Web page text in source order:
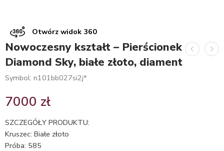
Otwórz widok 360
Nowoczesny kształt – Pierścionek
Diamond Sky, białe złoto, diament
Symbol: n101bb027si2j*
7000 zł
SZCZEGÓŁY PRODUKTU:
Kruszec: Białe złoto
Próba: 585